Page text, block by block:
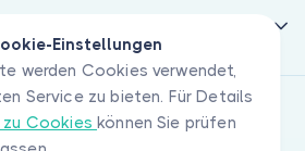
Einstellungen
werden Cookies verwendet,
Service zu bieten. Für Details
zu Cookieskönnen Sie prüfen